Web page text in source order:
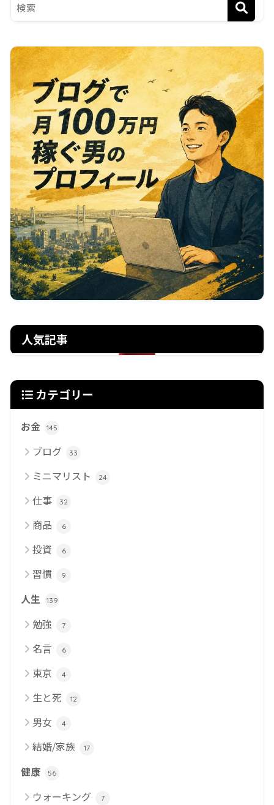
人気記事
カテゴリー
お金 145
ブログ 33
ミニマリスト 24
仕事 32
商品 6
投資 6
習慣 9
人生 139
勉強 7
名言 6
東京 4
生と死 12
男女 4
結婚/家族 17
健康 56
ウォーキング 7